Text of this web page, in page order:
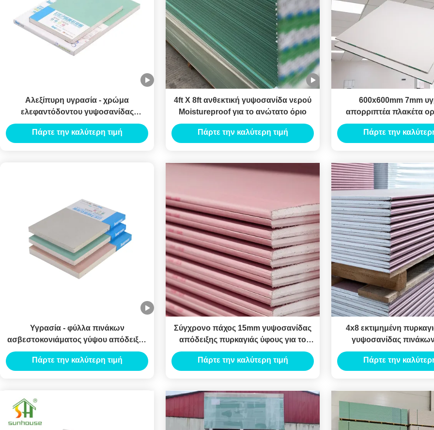
Αλεξίπυρη υγρασία - χρώμα
ελεφαντόδοντου γυψοσανίδας
απόδειξης για το κτίριο γραφείων
Πάρτε την καλύτερη τιμή
4ft X 8ft ανθεκτική γυψοσανίδα νερού
Moistureproof για το ανώτατο όριο
Πάρτε την καλύτερη τιμή
600x600mm 7mm
απορριπτέα πλακέτα
γύψο PVC και πλακάκια
γύψο για πυρόστατες και
Πάρτε την
Υγρασία - φύλλα πινάκων
ασβεστοκονιάματος γύψου απόδειξης
15mm πάχος για την εσωτερική στέγη
Πάρτε την καλύτερη τιμή
Σύγχρονο πάχος 15mm γυψοσανίδας
απόδειξης πυρκαγιάς ύφους για το
ανώτατο όριο διαμερισμάτων
Πάρτε την καλύτερη τιμή
4x8 εκτιμημένη
γυψοσανίδας
απόδειξη 12mm για
γραφείων
Πάρτε την